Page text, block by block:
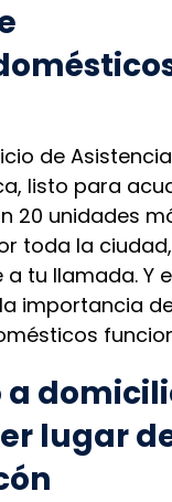
de
listo para
20 unidades
toda la
tu llamada. Y
importancia
a
lugar